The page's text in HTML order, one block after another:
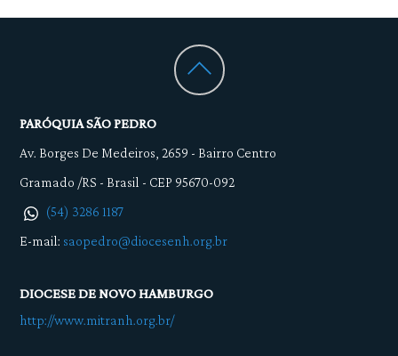
PARÓQUIA SÃO PEDRO
Av. Borges De Medeiros, 2659 - Bairro Centro
Gramado /RS - Brasil - CEP 95670-092
(54) 3286 1187
E-mail: saopedro@diocesenh.org.br
DIOCESE DE NOVO HAMBURGO
http://www.mitranh.org.br/